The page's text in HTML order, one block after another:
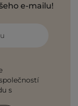
e-mailu!
s